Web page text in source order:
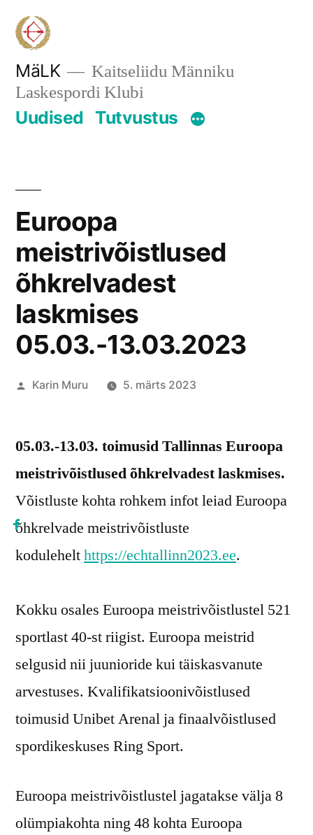
Skip
content
MäLK
Kaitseliidu Männiku
Laskespordi Klubi
Uudised Tutvustus
Euroopa
meistrivõistlused
õhkrelvadest
laskmises
05.03.-13.03.2023
Posted
Karin Muru 5. märts 2023
05.03.-13.03. toimusid Tallinnas Euroopa
meistrivõistlused õhkrelvadest laskmises.
Võistluste kohta rohkem infot leiad Euroopa
õhkrelvade meistrivõistluste
kodulehelthttps://echtallinn2023.ee.
Kokku osales Euroopa meistrivõistlustel 521
sportlast 40-st riigist. Euroopa meistrid
selgusid nii juunioride kui täiskasvanute
arvestuses. Kvalifikatsioonivõistlused
toimusid Unibet Arenal ja finaalvõistlused
spordikeskuses Ring Sport.
Euroopa meistrivõistlustel jagatakse välja 8
olümpiakohta ning 48 kohta Euroopa